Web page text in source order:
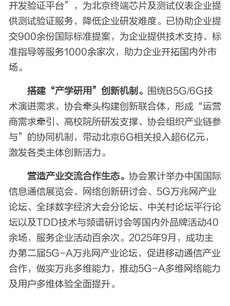
开发验证平台”，为北京终端芯片及测试仪表企业提
供测试验证服务，降低企业研发难度。已协助企业提
交900余份国际标准提案，为企业提供技术支持、标
准指导等服务1000余家次，助力企业开拓国内外市
场。
搭建“产学研用”创新机制。 围绕B5G/6G技
术演进需求，协会牵头构建创新联合体，形成“运营
商需求牵引、高校院所研发支撑、协会组织产业链参
与”的协同机制，带动北京6G相关投入超6亿元，
激发各类主体创新活力。
营造产业交流合作生态。 协会累计举办中国国际
信息通信展览会、网络创新研讨会、5G万兆网产业
论坛、全球数字经济大会分论坛、中关村论坛平行论
坛以及TDD技术与频谱研讨会等国内外品牌活动40
余场，服务企业活动百余次。2025年9月，成功主
办第二届5G-A万兆网产业论坛，促进移动通信产业
合作，做实万兆多维能力，推动5G-A多维网络能力
及用户多维体验全面提升。